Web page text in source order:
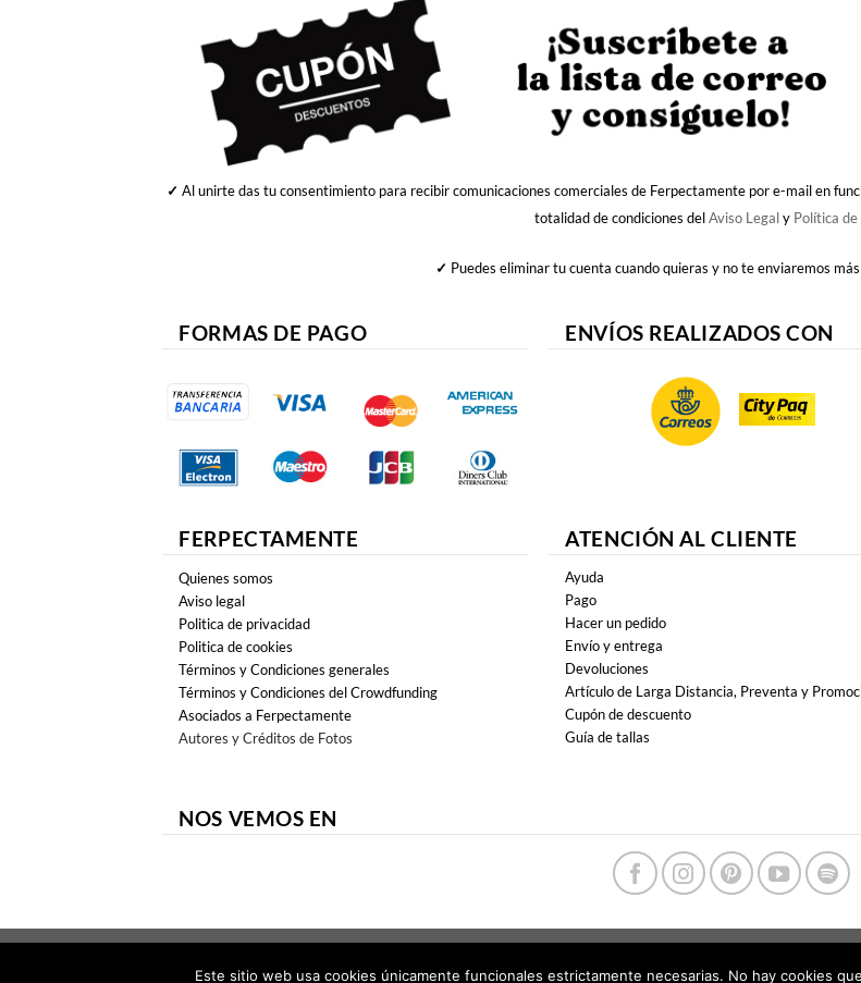
✓ Al unirte das tu consentimiento para recibir comunicaciones comerciales de Ferpectamente por e-mail en
totalidad de condiciones delAviso Legaly Política
✓ Puedes eliminar tu cuenta cuando quieras y no te enviaremos
FORMAS DE PAGO ENVÍOS REALIZADOS CON
FERPECTAMENTE
Quienes somos
Aviso legal
Politica de privacidad
Politica de cookies
Términos y Condiciones generales
Términos y Condiciones del Crowdfunding
Asociados a Ferpectamente
Autores y Créditos de Fotos
ATENCIÓN AL CLIENTE
Ayuda
Pago
Hacer un pedido
Envío y entrega
Devoluciones
Artículo de Larga Distancia, Preventa y
Cupón de descuento
Guía de tallas
NOS VEMOS EN
Este sitio web usa cookies únicamente funcionales estrictamente necesarias. No hay cookies